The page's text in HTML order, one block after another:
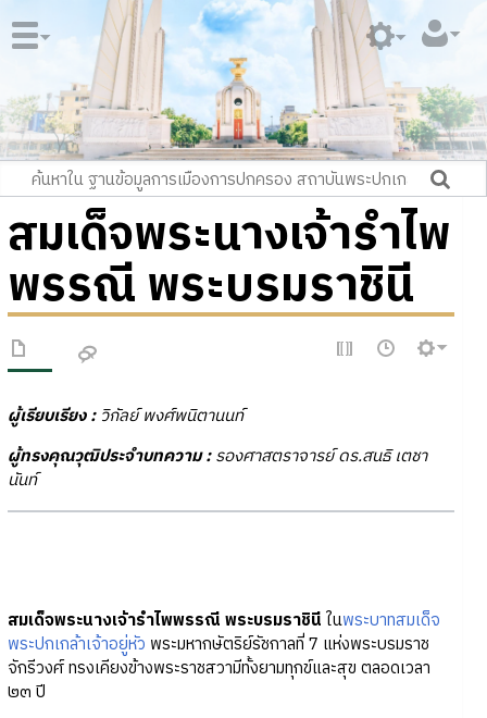
สมเด็จพระนางเจ้ารำไพ
พรรณี พระบรมราชินี
ผู้เรียบเรียง :วิกัลย์ พงศ์พนิตานนท์
ผู้ทรงคุณวุฒิประจำบทความ :รองศาสตราจารย์ ดร.สนธิ เตชา
นันท์
สมเด็จพระนางเจ้ารำไพพรรณี พระบรมราชินี ในพระบาทสมเด็จ
พระปกเกล้าเจ้าอยู่หัว พระมหากษัตริย์รัชกาลที่ 7 แห่งพระบรมราช
จักรีวงศ์ ทรงเคียงข้างพระราชสวามีทั้งยามทุกข์และสุข ตลอดเวลา
๒๓ ปี